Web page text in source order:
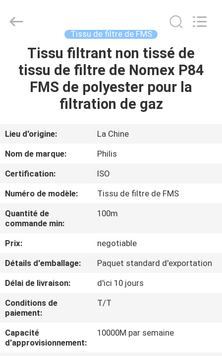
MAISON
PRODUITS
AU
SUJET
DE
VISITE
CONTRÔLE
DE
QUALITÉ
CONTACTEZ-
NOUS
Technology
Tissu de filtre de FMS
Tissu filtrant non tissé de
tissu de filtre de Nomex P84
FMS de polyester pour la
filtration de gaz
Lieu d'origine:
La Chine
Nom de marque:
Philis
Certification:
ISO
Numéro de modèle:
Tissu de filtre de FMS
Quantité de
commande min:
100m
Prix:
negotiable
Détails d'emballage:
Paquet standard d'exportation
Délai de livraison:
d'ici 10 jours
Conditions de
paiement:
T/T
Capacité
d'approvisionnement:
10000M par semaine